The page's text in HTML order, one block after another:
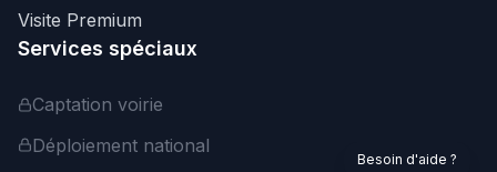
Visite Premium
Services spéciaux
Captation voirie
Déploiement national
Besoin d'aide ?